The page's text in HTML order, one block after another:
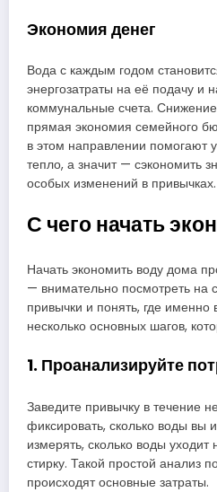
Экономия денег
Вода с каждым годом
энергозатраты на её подачу и
коммунальные счета.
прямая экономия семейного
в этом направлении помогают
тепло, а значит — сэкономить
особых изменений в привычках.
С чего начать
Начать экономить воду дома
— внимательно посмотреть на
привычки и понять, где именно
несколько основных шагов,
1. Проанализируйте
Заведите привычку в течение
фиксировать, сколько воды вы
измерять, сколько воды
стирку. Такой простой анализ
происходят основные затраты.